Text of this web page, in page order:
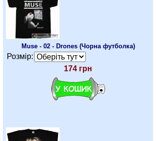
Muse - 02 - Drones (Чорна футболка)
Розмір:
174 грн